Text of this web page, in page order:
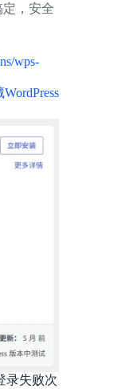
定，安全
wps-
录失败次